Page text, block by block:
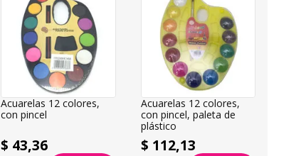
Acuarelas 12 colores,
con pincel
$ 43,36
Acuarelas 12 colores,
con pincel, paleta de
plástico
$ 112,13